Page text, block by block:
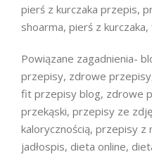
pierś z kurczaka przepis,
shoarma, pierś z
Powiązane zagadnienia-
przepisy, zdrowe
fit przepisy blog, zdrowe
przekąski, przepisy ze
kalorycznością, przepisy z
jadłospis, dieta online,